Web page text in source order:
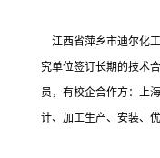
江西省萍乡市迪尔化
究单位签订长期的技术
员，有校企合作方：上
计、加工生产、安装、